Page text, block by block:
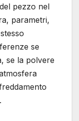
pezzo nel
parametri,
se
se la polvere